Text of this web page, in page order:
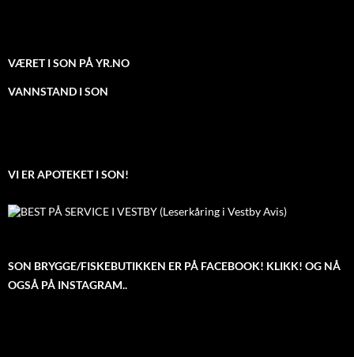
VÆRET I SON PÅ YR.NO
VANNSTAND I SON
VI ER APOTEKET I SON!
SON BRYGGE/FISKEBUTIKKEN ER PÅ FACEBOOK! KLIKK! OG NÅ
OGSÅ PÅ INSTAGRAM..